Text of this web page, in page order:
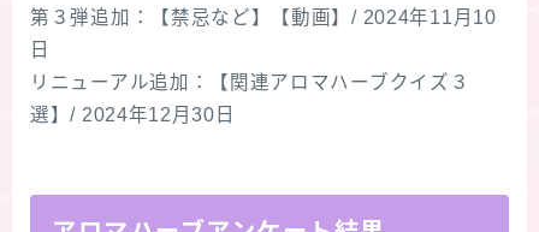
第３弾追加：【禁忌など】【動画】/ 2024年11月10
日
リニューアル追加：【関連アロマハーブクイズ３
選】/ 2024年12月30日